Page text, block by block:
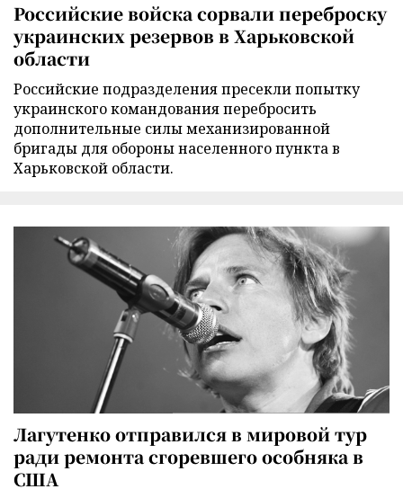
Российские войска сорвали переброску
украинских резервов в Харьковской
области
Российские подразделения пресекли попытку
украинского командования перебросить
дополнительные силы механизированной
бригады для обороны населенного пункта в
Харьковской области.
Лагутенко отправился в мировой тур
ради ремонта сгоревшего особняка в
США